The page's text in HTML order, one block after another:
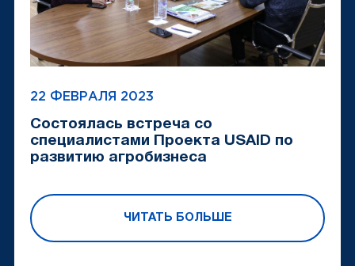
22 ФЕВРАЛЯ 2023
Состоялась встреча со
специалистами Проекта USAID по
развитию агробизнеса
ЧИТАТЬ БОЛЬШЕ